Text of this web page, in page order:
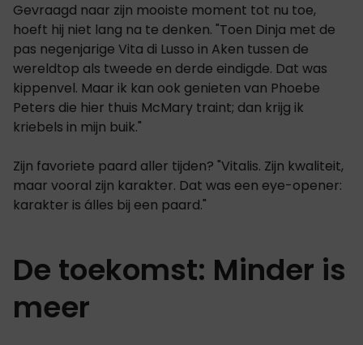
Gevraagd naar zijn mooiste moment tot nu toe,
hoeft hij niet lang na te denken. "Toen Dinja met de
pas negenjarige Vita di Lusso in Aken tussen de
wereldtop als tweede en derde eindigde. Dat was
kippenvel. Maar ik kan ook genieten van Phoebe
Peters die hier thuis McMary traint; dan krijg ik
kriebels in mijn buik."
Zijn favoriete paard aller tijden? "Vitalis. Zijn kwaliteit,
maar vooral zijn karakter. Dat was een eye-opener:
karakter is álles bij een paard."
De toekomst: Minder is
meer